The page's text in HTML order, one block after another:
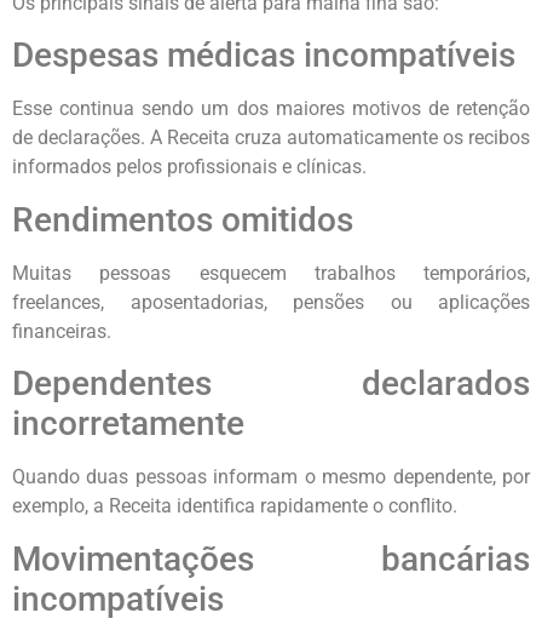
Despesas médicas incompatíveis
Esse continua sendo um dos maiores motivos de retenção
de declarações. A Receita cruza automaticamente os recibos
informados pelos profissionais e clínicas.
Rendimentos omitidos
Muitas pessoas esquecem trabalhos temporários,
freelances, aposentadorias, pensões ou aplicações
financeiras.
Dependentes declarados
incorretamente
Quando duas pessoas informam o mesmo dependente, por
exemplo, a Receita identifica rapidamente o conflito.
Movimentações bancárias
incompatíveis